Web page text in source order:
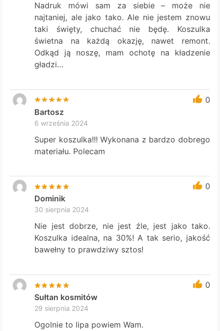
Nadruk mówi sam za siebie – może nie
najtaniej, ale jako tako. Ale nie jestem znowu
taki święty, chuchać nie będę. Koszulka
świetna na każdą okazję, nawet remont.
Odkąd ją noszę, mam ochotę na kładzenie
gładzi…
0
Bartosz
6 września 2024
Super koszulka!!! Wykonana z bardzo dobrego
materiału. Polecam
0
Dominik
30 sierpnia 2024
Nie jest dobrze, nie jest źle, jest jako tako.
Koszulka idealna, na 30%! A tak serio, jakość
bawełny to prawdziwy sztos!
0
Sułtan kosmitów
29 sierpnia 2024
Ogolnie to lipa powiem Wam.